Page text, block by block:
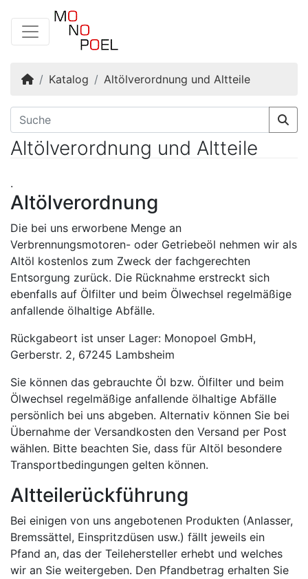
Startseite
Katalog Altölverordnung und Altteile
Altölverordnung und Altteile
.
Altölverordnung
Die bei uns erworbene Menge an
Verbrennungsmotoren- oder Getriebeöl nehmen wir als
Altöl kostenlos zum Zweck der fachgerechten
Entsorgung zurück. Die Rücknahme erstreckt sich
ebenfalls auf Ölfilter und beim Ölwechsel regelmäßige
anfallende ölhaltige Abfälle.
Rückgabeort ist unser Lager: Monopoel GmbH,
Gerberstr. 2, 67245 Lambsheim
Sie können das gebrauchte Öl bzw. Ölfilter und beim
Ölwechsel regelmäßige anfallende ölhaltige Abfälle
persönlich bei uns abgeben. Alternativ können Sie bei
Übernahme der Versandkosten den Versand per Post
wählen. Bitte beachten Sie, dass für Altöl besondere
Transportbedingungen gelten können.
Altteilerückführung
Bei einigen von uns angebotenen Produkten (Anlasser,
Bremssättel, Einspritzdüsen usw.) fällt jeweils ein
Pfand an, das der Teilehersteller erhebt und welches
wir an Sie weitergeben. Den Pfandbetrag erhalten Sie